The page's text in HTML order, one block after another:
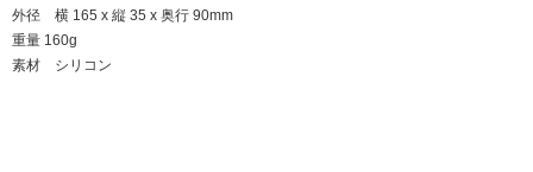
外径 横 165 x 縦 35 x 奥行 90mm
重量 160g
素材 シリコン